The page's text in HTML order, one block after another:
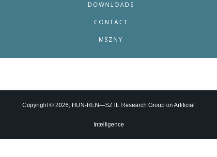
DOWNLOADS
CONTACT
MSZNY
Copyright © 2026, HUN-REN—SZTE Research Group on Artificial
Intelligence